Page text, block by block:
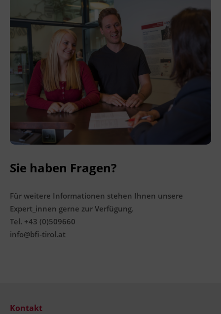
Arkadenplatz 4
6330 Kufstein
Förderhinweis
Das Land Tirol fördert bis zu maximal 30 %
der Kurskosten. Nähere Informationen finden
Sie unterwww.mein-update.at
Terminübersicht
Sie haben Fragen?
Für weitere Informationen stehen Ihnen unsere
Expert_innen gerne zur Verfügung.
Tel. +43 (0)509660
info@bfi-tirol.at
Kontakt